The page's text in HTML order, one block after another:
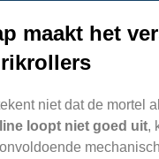
maakt het
niet dat de mortel
loopt niet goed uit,